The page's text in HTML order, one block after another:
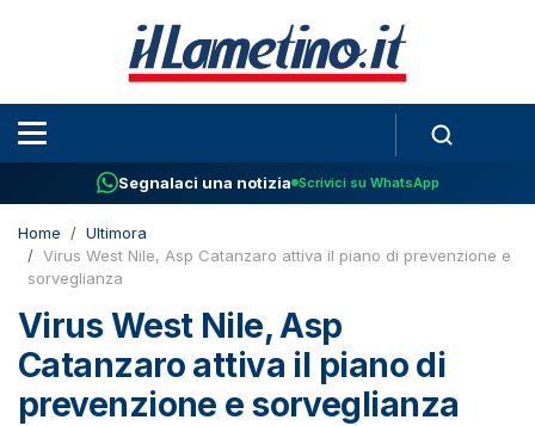
Segnalaci una notizia Scrivici su WhatsApp
Home
Ultimora
Virus West Nile, Asp Catanzaro attiva il piano di prevenzione e
sorveglianza
Virus West Nile, Asp
Catanzaro attiva il piano di
prevenzione e sorveglianza